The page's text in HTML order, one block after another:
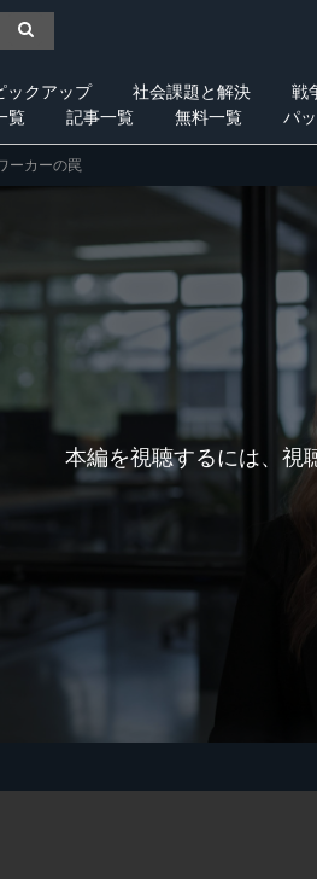
ックアップ 社会課題と解決 戦
覧 記事一覧 無料一覧 パ
ーカーの罠
本編を視聴するには、視